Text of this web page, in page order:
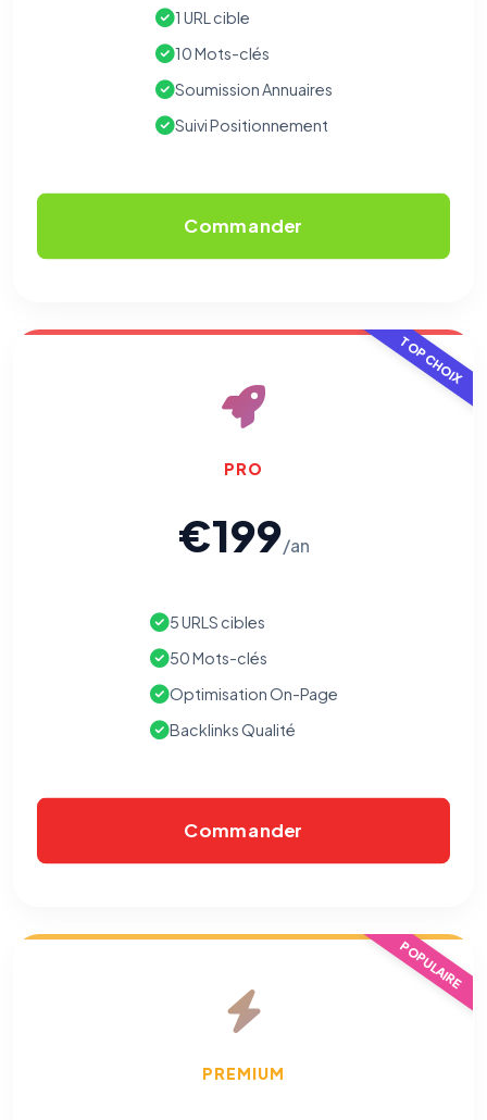
1 URL cible
10 Mots-clés
Soumission Annuaires
Suivi Positionnement
Commander
TOP CHOIX
PRO
€199/an
5 URLS cibles
50 Mots-clés
Optimisation On-Page
Backlinks Qualité
Commander
POPULAIRE
PREMIUM
⚙️
TOUJOURS ACTIF
Nécessaires au fonctionnement du site : session, sécurité,